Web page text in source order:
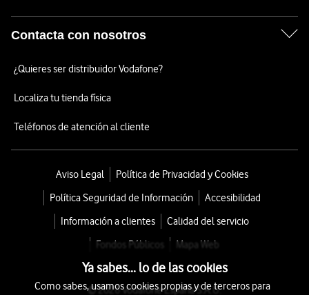
Contacta con nosotros
¿Quieres ser distribuidor Vodafone?
Localiza tu tienda física
Teléfonos de atención al cliente
Aviso Legal
Política de Privacidad y Cookies
Política Seguridad de Información
Accesibilidad
Información a clientes
Calidad del servicio
Fondos Públicos
Mapa Web
© 2026 Vodafone España S.A.U.
Ya sabes... lo de las cookies
Como sabes, usamos cookies propias y de terceros para